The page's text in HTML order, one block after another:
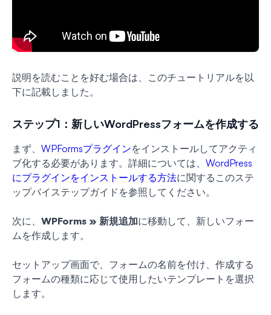
説明を読むことを好む場合は、このチュートリアルを以
下に記載しました。
ステップ1：新しいWordPressフォームを作成する
まず、 WPFormsプラグインをインストールしてアクティ
ブ化する必要があります。詳細については、 WordPress
にプラグインをインストールする方法に関するこのステ
ップバイステップガイドを参照してください。
次に、 WPForms » 新規追加に移動して、新しいフォー
ムを作成します。
セットアップ画面で、フォームの名前を付け、作成する
フォームの種類に応じて使用したいテンプレートを選択
します。